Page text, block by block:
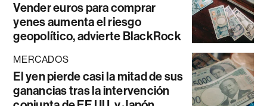
Vender euros para comprar
yenes aumenta el riesgo
geopolítico, advierte BlackRock
MERCADOS
El yen pierde casi la mitad de sus
ganancias tras la intervención